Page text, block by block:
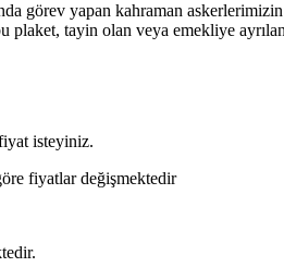
görev yapan kahraman
tayin olan veya emekliye
isteyiniz.
fiyatlar değişmektedir